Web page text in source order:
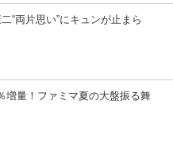
“両片思い”にキュンが止まら
増量！ファミマ夏の大盤振る舞